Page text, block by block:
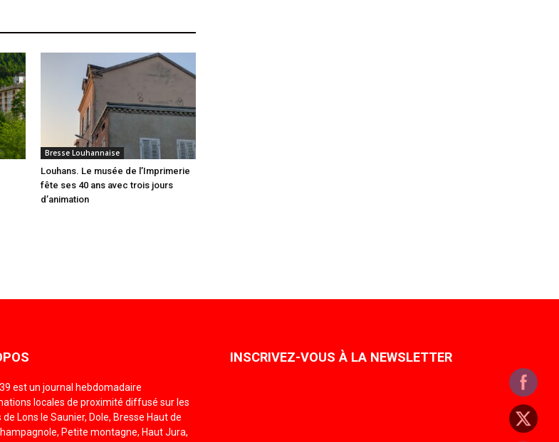
Bresse Louhannaise
Louhans. Le musée de l’Imprimerie
fête ses 40 ans avec trois jours
d’animation